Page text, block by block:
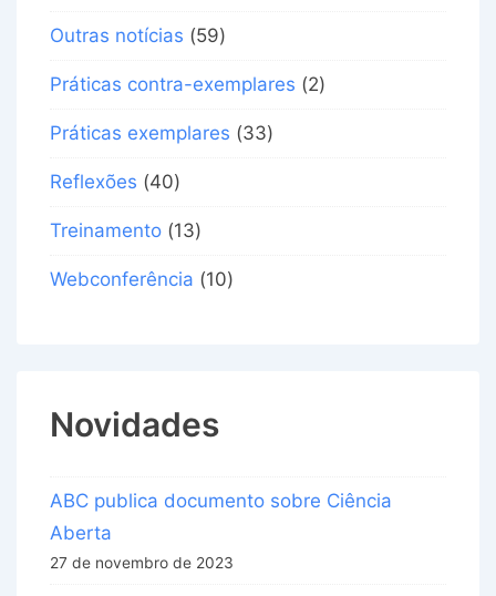
Outras notícias (59)
Práticas contra-exemplares (2)
Práticas exemplares (33)
Reflexões (40)
Treinamento (13)
Webconferência (10)
Novidades
ABC publica documento sobre Ciência
Aberta
27 de novembro de 2023